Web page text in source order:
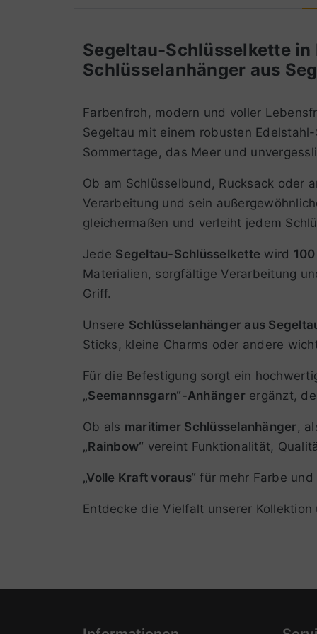
Segeltau-Schlüsselkette in
Schlüsselanhänger aus
Farbenfroh, modern und voller
Segeltau mit einem robusten
Sommertage, das Meer und
Ob am Schlüsselbund, Rucksack oder
Verarbeitung und sein
gleichermaßen und verleiht jedem
Jede Segeltau-Schlüsselkette wird
Materialien, sorgfältige Verarbeitung
Griff.
Unsere Schlüsselanhänger aus
Sticks, kleine Charms oder andere
Für die Befestigung sorgt ein
„Seemannsgarn“-Anhängerergänzt,
Ob als maritimer Schlüsselanhänger,
„Rainbow“ vereint Funktionalität,
„Volle Kraft voraus“ für mehr Farbe
Entdecke die Vielfalt unserer